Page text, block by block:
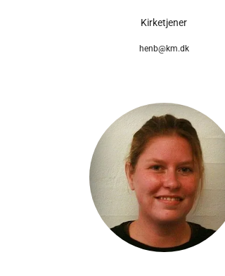
Kirketjener
henb@km.dk